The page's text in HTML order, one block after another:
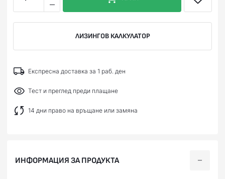
ЛИЗИНГОВ КАЛКУЛАТОР
Експресна доставка за 1 раб. ден
Тест и преглед преди плащане
14 дни право на връщане или замяна
ИНФОРМАЦИЯ ЗА ПРОДУКТА